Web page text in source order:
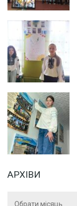
АРХІВИ